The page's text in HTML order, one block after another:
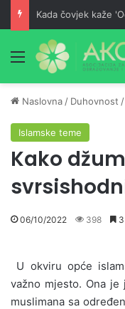
Meni
Naslovna / Duhovnost /
Islamske teme
Kako
06/10/2022 398
U okviru opće
važno mjesto. Ona je
muslimana sa